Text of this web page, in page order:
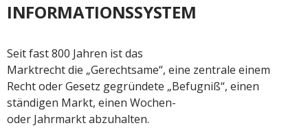
INFORMATIONSSYSTEM
Seit fast 800 Jahren ist das
Marktrecht die „Gerechtsame“, eine zentrale einem
Recht oder Gesetz gegründete „Befugniß“, einen
ständigen Markt, einen Wochen-
oder Jahrmarkt abzuhalten.